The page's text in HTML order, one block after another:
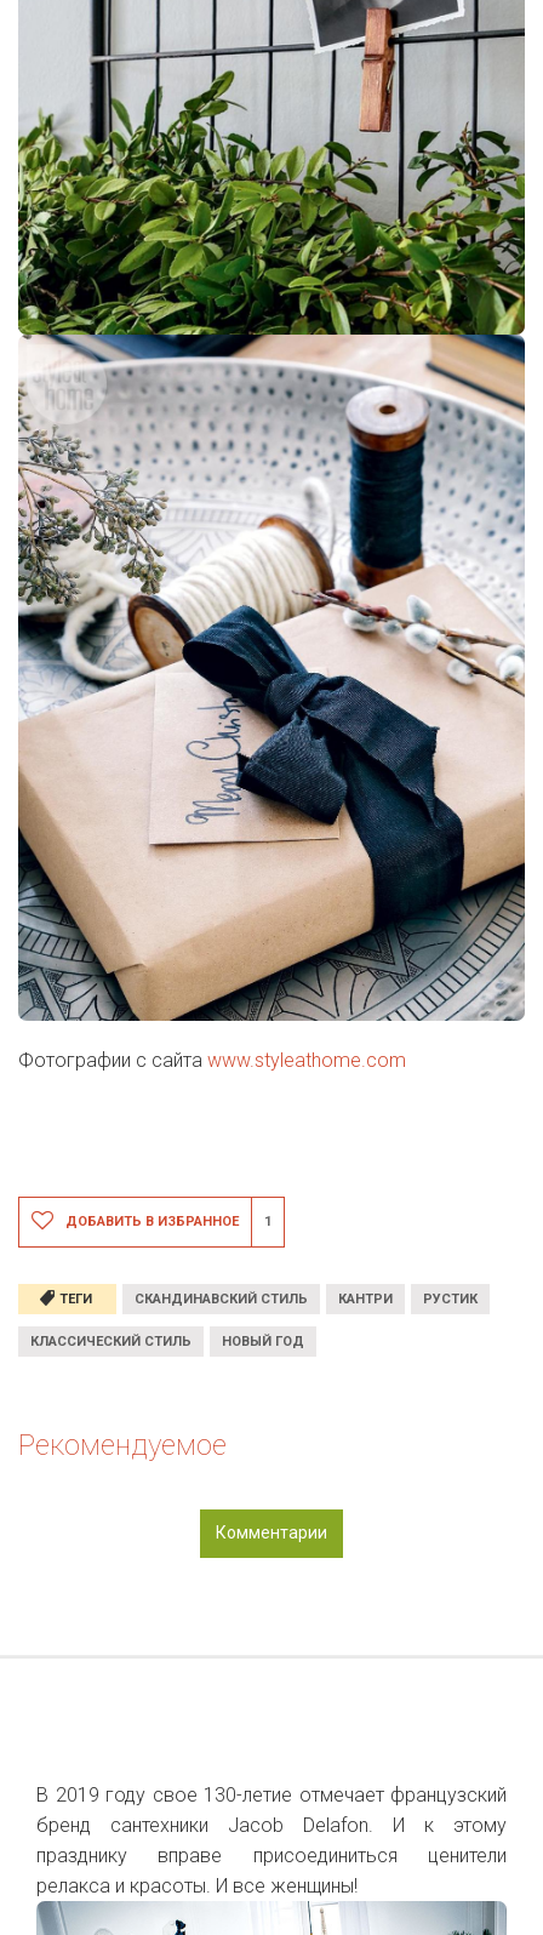
Фотографии с сайта www.styleathome.com
ДОБАВИТЬ В ИЗБРАННОЕ 1
ТЕГИ СКАНДИНАВСКИЙ СТИЛЬ КАНТРИ РУСТИК
КЛАССИЧЕСКИЙ СТИЛЬ НОВЫЙ ГОД
Рекомендуемое
Комментарии
В 2019 году свое 130-летие отмечает французский
бренд сантехники Jacob Delafon. И к этому
празднику вправе присоединиться ценители
релакса и красоты. И все женщины!